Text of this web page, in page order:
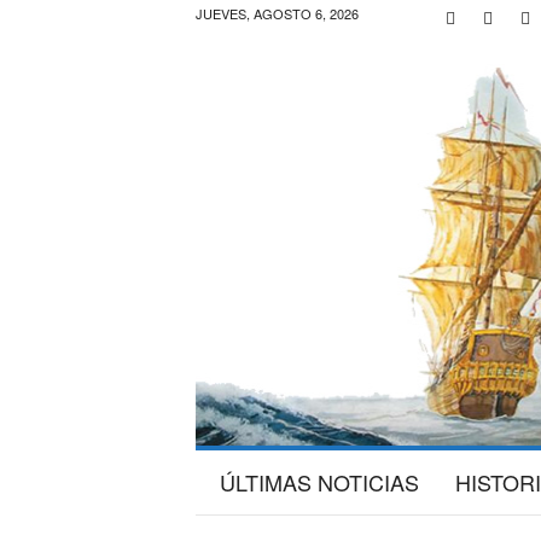
JUEVES, AGOSTO 6, 2026
G
ÚLTIMAS NOTICIAS